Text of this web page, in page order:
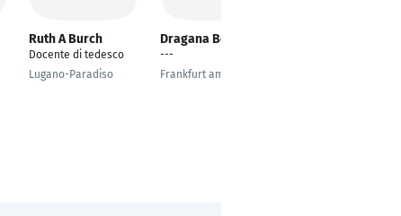
Ruth A Burch
Docente di tedesco
Lugano-Paradiso
Dragana Belacevic
---
Frankfurt am Main